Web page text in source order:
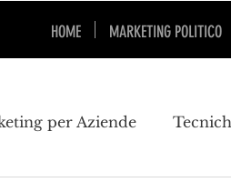
HOME MARKETING POLITICO
per Aziende